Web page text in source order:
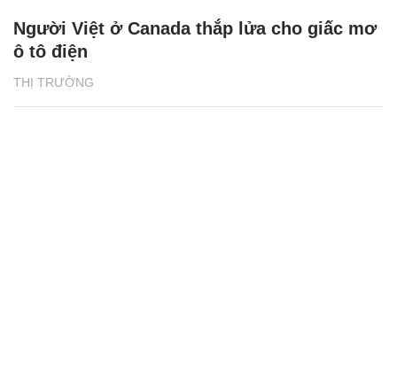
THỊ TRƯỜNG
Người Việt ở Canada thắp lửa cho giấc mơ
ô tô điện